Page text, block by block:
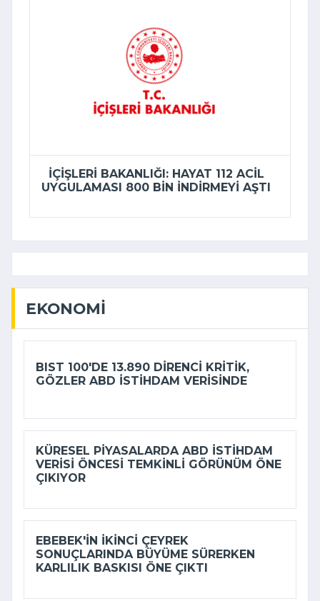
İÇIŞLERI BAKANLIĞI: HAYAT 112 ACIL
UYGULAMASI 800 BIN INDIRMEYI AŞTI
EKONOMI
BIST 100'DE 13.890 DIRENCI KRITIK,
GÖZLER ABD ISTIHDAM VERISINDE
KÜRESEL PIYASALARDA ABD ISTIHDAM
VERISI ÖNCESI TEMKINLI GÖRÜNÜM ÖNE
ÇIKIYOR
EBEBEK'IN IKINCI ÇEYREK
SONUÇLARINDA BÜYÜME SÜRERKEN
KARLILIK BASKISI ÖNE ÇIKTI